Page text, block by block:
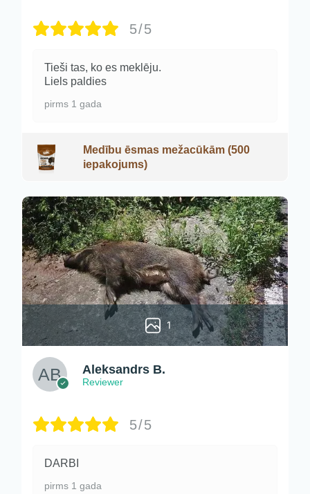
5/5
Tieši tas, ko es meklēju.
Liels paldies
pirms 1 gada
Medību ēsmas mežacūkām (500
iepakojums)
1
Aleksandrs B.
Reviewer
5/5
DARBI
pirms 1 gada